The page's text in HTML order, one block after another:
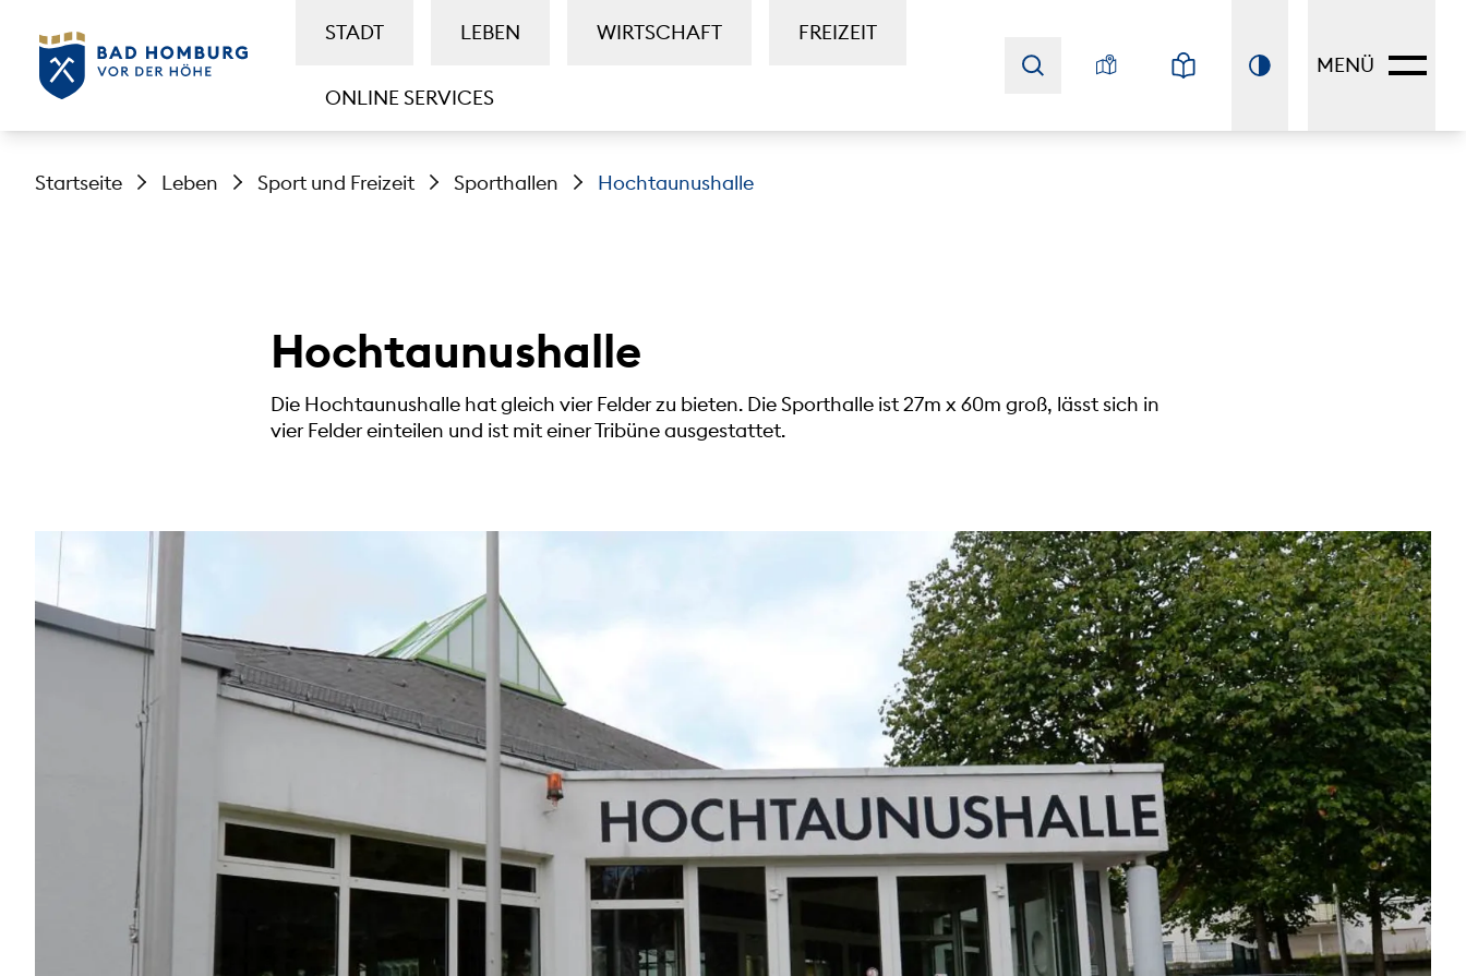
STADT LEBEN WIRTSCHAFT FREIZEIT
ONLINE SERVICES
MENÜ
Startseite Leben Sport und Freizeit Sporthallen Hochtaunushalle
Hochtaunushalle
Die Hochtaunushalle hat gleich vier Felder zu bieten. Die Sporthalle ist 27m x 60m groß, lässt sich in
vier Felder einteilen und ist mit einer Tribüne ausgestattet.